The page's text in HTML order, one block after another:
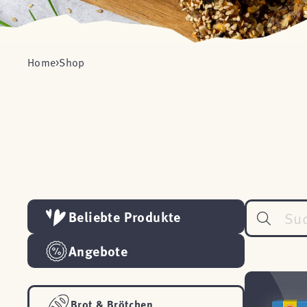
Home Shop
Beliebte Produkte
Angebote